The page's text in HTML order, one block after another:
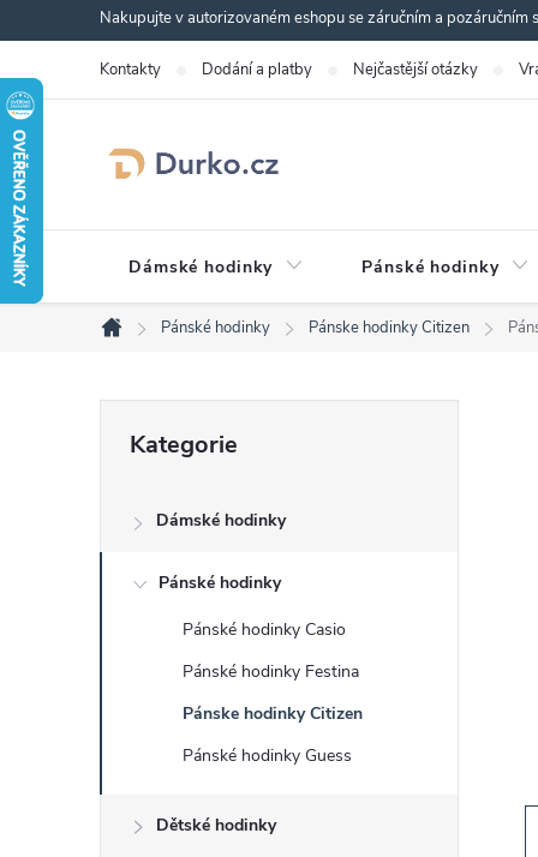
na
obsah
Nakupujte v autorizovaném eshopu se záručním a pozáručním
Kontakty Dodání a platby Nejčastější otázky
Dámské hodinky Pánské hodinky
Domů
Pánské hodinky Pánske hodinky Citizen
s
n
kategorie
Kategorie
Dámské hodinky
Pánské hodinky
Pánské hodinky Casio
Pánské hodinky Festina
Pánske hodinky Citizen
Pánské hodinky Guess
Dětské hodinky